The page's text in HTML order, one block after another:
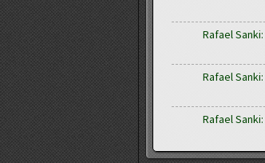
Rafael Sanki:
Rafael Sanki:
Rafael Sanki: